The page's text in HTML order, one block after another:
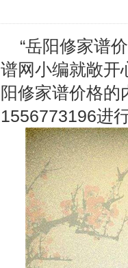
“岳阳修家谱
谱网小编就敞开
阳修家谱价格的
1556773196进